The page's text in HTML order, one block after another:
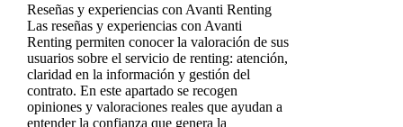
Reseñas y experiencias con Avanti Renting
Las reseñas y experiencias con Avanti
Renting permiten conocer la valoración de sus
usuarios sobre el servicio de renting: atención,
claridad en la información y gestión del
contrato. En este apartado se recogen
opiniones y valoraciones reales que ayudan a
entender la confianza que genera la